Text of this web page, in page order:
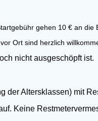
gehen 10 € an
Ort sind herzlich
nicht ausgeschöpft ist.
Altersklassen) mit